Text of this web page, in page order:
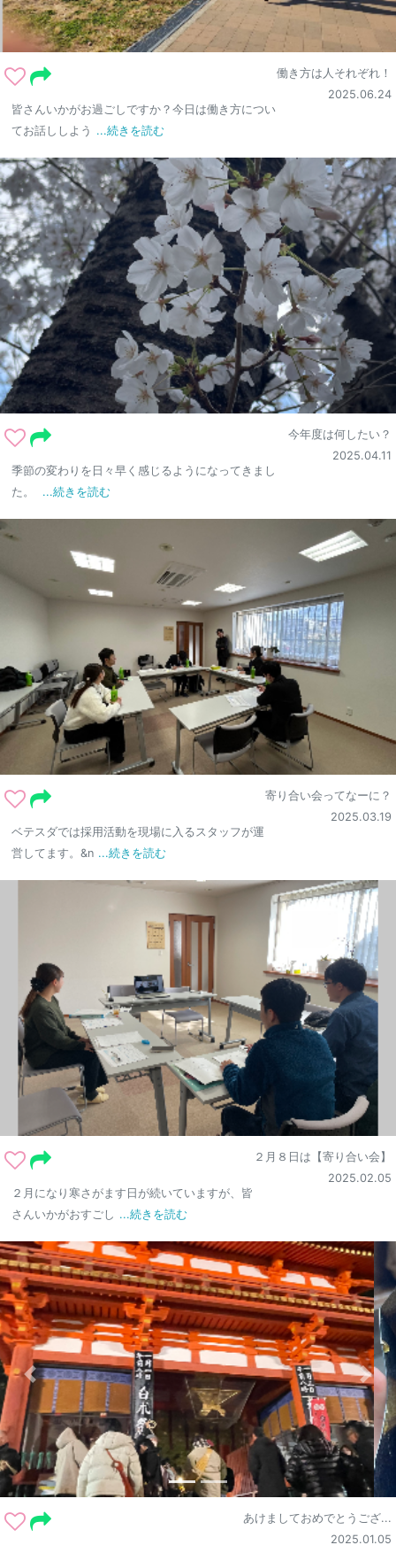
働き方は人それぞれ！
2025.06.24
皆さんいかがお過ごしですか？今日は働き方につい
てお話ししよう ...続きを読む
今年度は何したい？
2025.04.11
季節の変わりを日々早く感じるようになってきまし
た。
...続きを読む
寄り合い会ってなーに？
2025.03.19
ベテスダでは採用活動を現場に入るスタッフが運
営してます。&n ...続きを読む
２月８日は【寄り合い会】
2025.02.05
２月になり寒さがます日が続いていますが、皆
さんいかがおすごし ...続きを読む
あけましておめでとうござ...
2025.01.05